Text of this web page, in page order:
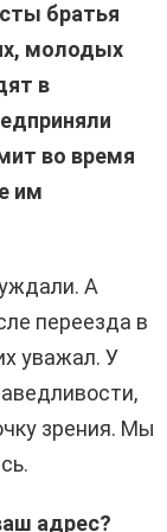
братья
молодых
в
во время
им
А
переезда в
уважал. У
зрения. Мы
адрес?